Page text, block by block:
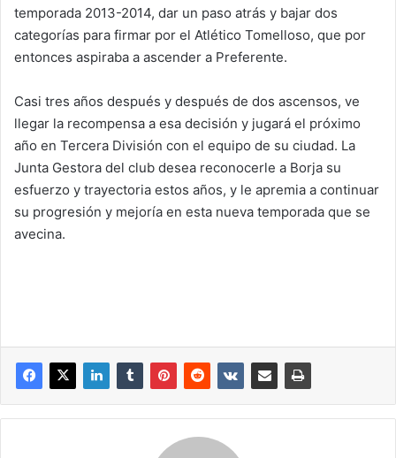
temporada 2013-2014, dar un paso atrás y bajar dos
categorías para firmar por el Atlético Tomelloso, que por
entonces aspiraba a ascender a Preferente.
Casi tres años después y después de dos ascensos, ve
llegar la recompensa a esa decisión y jugará el próximo
año en Tercera División con el equipo de su ciudad. La
Junta Gestora del club desea reconocerle a Borja su
esfuerzo y trayectoria estos años, y le apremia a continuar
su progresión y mejoría en esta nueva temporada que se
avecina.